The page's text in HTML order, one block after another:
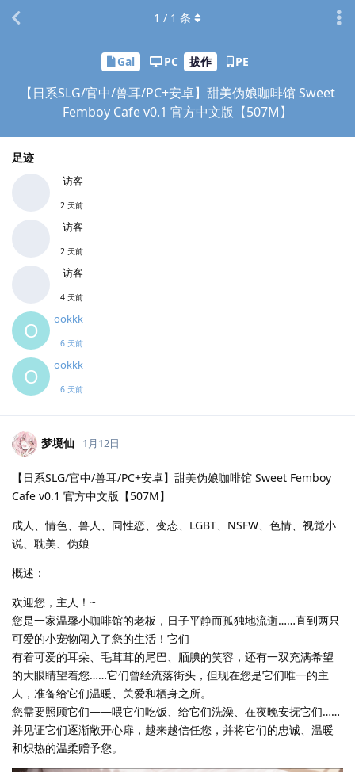
Gal PC 拔作 PE
【日系SLG/官中/兽耳/PC+安卓】甜美伪娘咖啡馆 Sweet
Femboy Cafe v0.1 官方中文版【507M】
足迹
访客
2 天前
访客
2 天前
访客
4 天前
O ookkk
6 天前
O ookkk
6 天前
1 / 1 条
梦境仙 1月12日
【日系SLG/官中/兽耳/PC+安卓】甜美伪娘咖啡馆 Sweet Femboy
Cafe v0.1 官方中文版【507M】
成人、情色、兽人、同性恋、变态、LGBT、NSFW、色情、视觉小
说、耽美、伪娘
概述：
欢迎您，主人！~
您是一家温馨小咖啡馆的老板，日子平静而孤独地流逝……直到两只
可爱的小宠物闯入了您的生活！它们
有着可爱的耳朵、毛茸茸的尾巴、腼腆的笑容，还有一双充满希望
的大眼睛望着您……它们曾经流落街头，但现在您是它们唯一的主
人，准备给它们温暖、关爱和栖身之所。
您需要照顾它们——喂它们吃饭、给它们洗澡、在夜晚安抚它们……
并见证它们逐渐敞开心扉，越来越信任您，并将它们的忠诚、温暖
和炽热的温柔赠予您。